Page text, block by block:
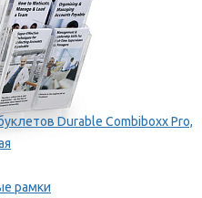
Durable Combiboxx Pro,
рамки